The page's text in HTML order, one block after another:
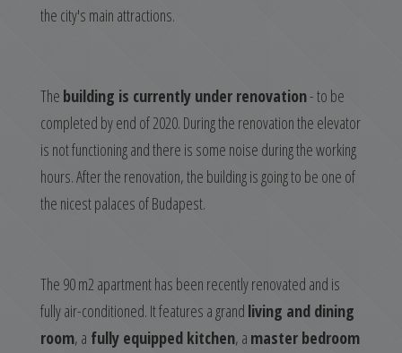
the city's main attractions.
The building is currently under renovation- to be
completed by end of 2020. During the renovation the elevator
is not functioning and there is some noise during the working
hours. After the renovation, the building is going to be one of
the nicest palaces of Budapest.
The 90 m2 apartment has been recently renovated and is
fully air-conditioned. It features a grand living and dining
room, a fully equipped kitchen, a master bedroom